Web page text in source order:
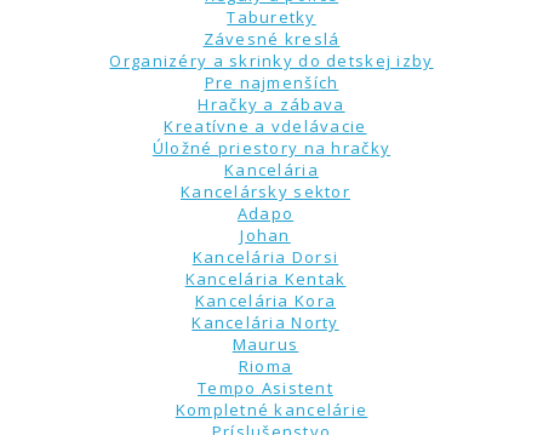
Taburetky
Závesné kreslá
Organizéry a skrinky do detskej izby
Pre najmenších
Hračky a zábava
Kreatívne a vdelávacie
Úložné priestory na hračky
Kancelária
Kancelársky sektor
Adapo
Johan
Kancelária Dorsi
Kancelária Kentak
Kancelária Kora
Kancelária Norty
Maurus
Rioma
Tempo Asistent
Kompletné kancelárie